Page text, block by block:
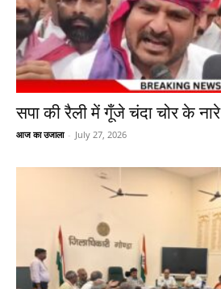
सपा की रैली में गूँजे चंदा चोर के नारे
आज का उजाला - July 27, 2026